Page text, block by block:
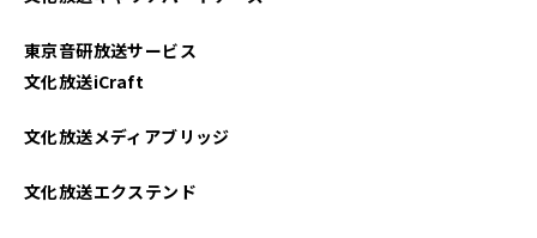
2025年01月
2024年12月
東京音研放送サービス
文化放送iCraft
文化放送メディアブリッジ
文化放送エクステンド